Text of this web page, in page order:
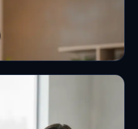
นายน 2026
งทุนยุคใหม่ ไม่ต้องเฝ้า